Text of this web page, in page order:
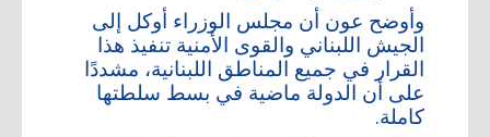
أعلن معنا
أرشيف
وأوضح عون أن مجلس الوزراء أوكل إلى
الجيش اللبناني والقوى الأمنية تنفيذ هذا
القرار في جميع المناطق اللبنانية، مشددًا
على أن الدولة ماضية في بسط سلطتها
كاملة.